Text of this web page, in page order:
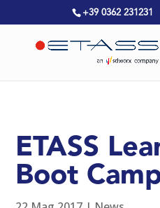
+39 0362 231231
ETASS
Boot